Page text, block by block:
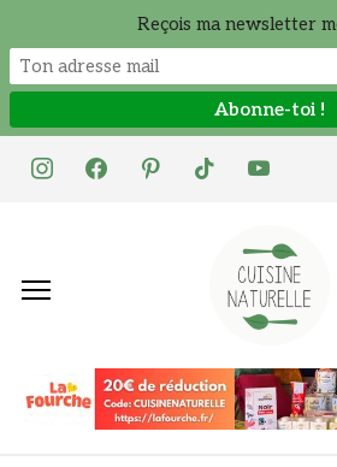
instagramfacebookpinteresttiktok youtube
Reçois ma newsletter